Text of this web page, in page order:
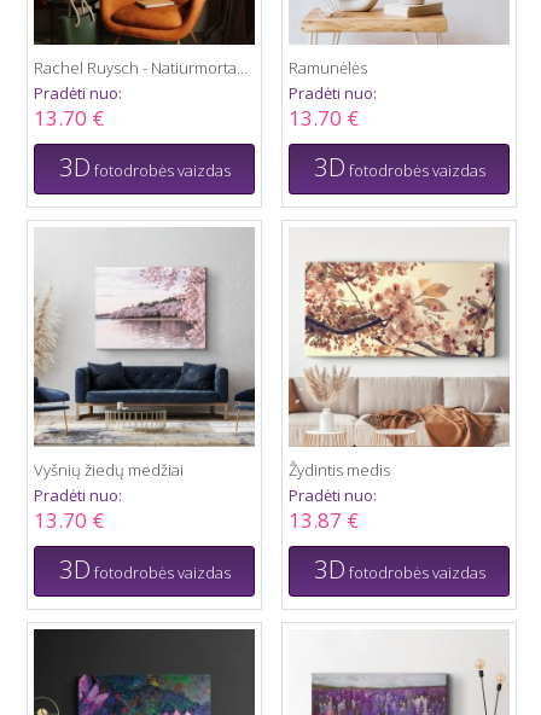
Rachel Ruysch - Natiurmortas su gėlėmis
Pradėti nuo:
13.70 €
3D fotodrobės vaizdas
Ramunėlės
Pradėti nuo:
13.70 €
3D fotodrobės vaizdas
Vyšnių žiedų medžiai
Pradėti nuo:
13.70 €
3D fotodrobės vaizdas
Žydintis medis
Pradėti nuo:
13.87 €
3D fotodrobės vaizdas